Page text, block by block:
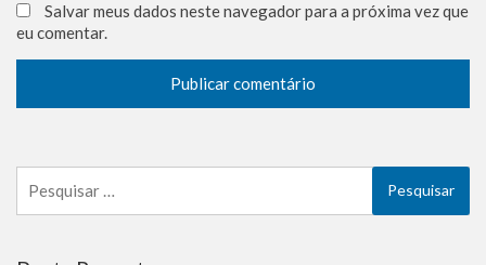
Salvar meus dados neste navegador para a próxima vez que
eu comentar.
por: